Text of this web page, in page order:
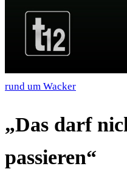
rund um Wacker
„Das darf
passieren“